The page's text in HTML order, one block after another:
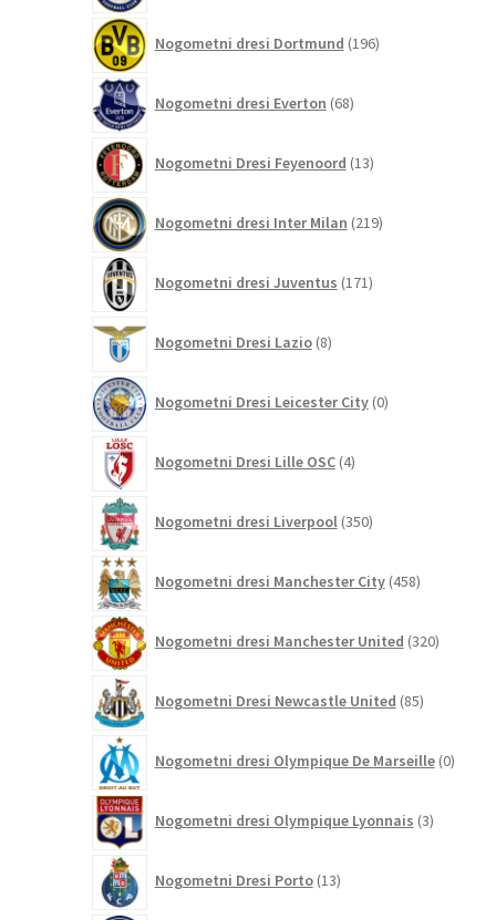
Nogometni dresi Dortmund 196izdelkov
Nogometni dresi Everton 68izdelkov
Nogometni Dresi Feyenoord 13izdelkov
Nogometni dresi Inter Milan 219izdelkov
Nogometni dresi Juventus 171izdelkov
Nogometni Dresi Lazio 8izdelkov
Nogometni Dresi Leicester City 0izdelkov
Nogometni Dresi Lille OSC 4izdelki
Nogometni dresi Liverpool 350izdelkov
Nogometni dresi Manchester City 458izdelkov
Nogometni dresi Manchester United 320izdelkov
Nogometni Dresi Newcastle United 85izdelkov
Nogometni dresi Olympique De Marseille 0
Nogometni dresi Olympique Lyonnais 3izdelki
Nogometni Dresi Porto 13izdelkov